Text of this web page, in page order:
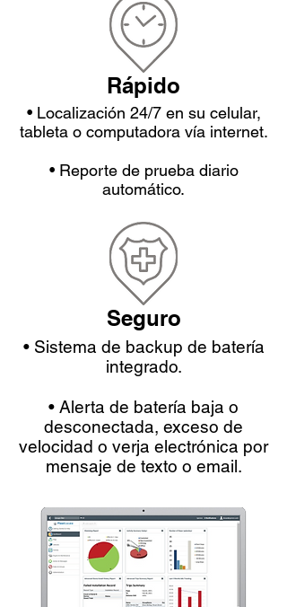
Rápido
• Localización 24/7 en su celular,
tableta o computadora vía internet.
• Reporte de prueba diario
automático.
Seguro
• Sistema de backup de batería
integrado.
• Alerta de batería baja o
desconectada, exceso de
velocidad o verja electrónica por
mensaje de texto o email.